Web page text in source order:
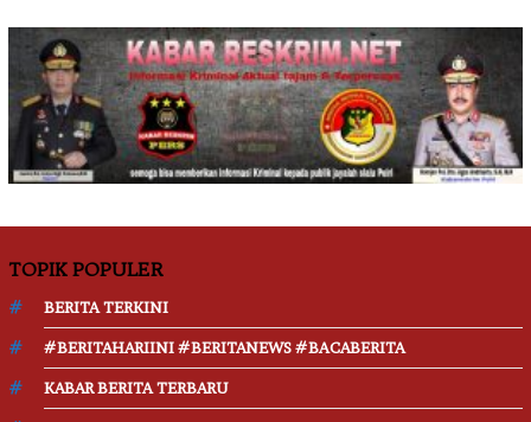
TOPIK POPULER
BERITA TERKINI
#BERITAHARIINI #BERITANEWS #BACABERITA
KABAR BERITA TERBARU